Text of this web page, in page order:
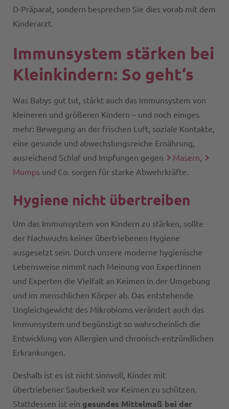
D-Präparat, sondern besprechen Sie dies vorab mit dem
Kinderarzt.
Immunsystem stärken bei
Kleinkindern: So geht‘s
Was Babys gut tut, stärkt auch das Immunsystem von
kleineren und größeren Kindern – und noch einiges
mehr: Bewegung an der frischen Luft, soziale Kontakte,
eine gesunde und abwechslungsreiche Ernährung,
ausreichend Schlaf und Impfungen gegen
Masern,
Mumps und Co. sorgen für starke Abwehrkräfte.
Hygiene nicht übertreiben
Um das Immunsystem von Kindern zu stärken, sollte
der Nachwuchs keiner übertriebenen Hygiene
ausgesetzt sein. Durch unsere moderne hygienische
Lebensweise nimmt nach Meinung von Expertinnen
und Experten die Vielfalt an Keimen in der Umgebung
und im menschlichen Körper ab. Das entstehende
Ungleichgewicht des Mikrobioms verändert auch das
Immunsystem und begünstigt so wahrscheinlich die
Entwicklung von Allergien und chronisch-entzündlichen
Erkrankungen.
Deshalb ist es ist nicht sinnvoll, Kinder mit
übertriebener Sauberkeit vor Keimen zu schützen.
Stattdessen ist ein gesundes Mittelmaß bei der